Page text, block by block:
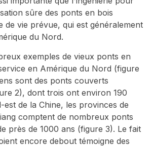
sûre des ponts en bois
de vie prévue, qui est généralement
du Nord.
exemples de vieux ponts en
en Amérique du Nord (figure
sont des ponts couverts
2), dont trois ont environ 190
est de la Chine, les provinces de
comptent de nombreux ponts
près de 1000 ans (figure 3). Le fait
encore debout témoigne des